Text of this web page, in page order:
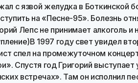
с язвой желудка в Боткинской
на «Песне-95». Болезнь
Лепс не принимает алкоголь и
1997 году свет увидел
спел на промежуточном
Спустя год Григорий
встречах». Там он исполнил